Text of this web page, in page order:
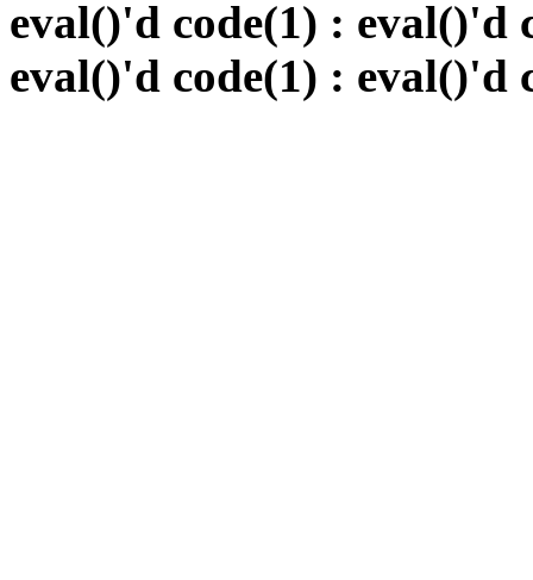
eval()'d code(1) : eval()'d
eval()'d code(1) : eval()'d